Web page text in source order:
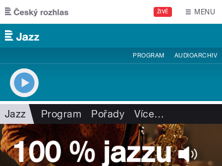
Přejít k hlavnímu obsahu
ŽIVĚ MENU
PROGRAM AUDIOARCHIV
Jazz Program Pořady Více…